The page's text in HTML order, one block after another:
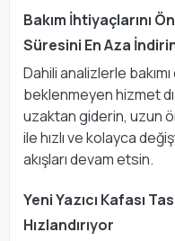
Bakım İhtiyaçlarını
Süresini En Aza
Dahili analizlerle
beklenmeyen hizmet
uzaktan giderin, uzun
ile hızlı ve kolayca
akışları devam etsin.
Yeni Yazıcı Kafası
Hızlandırıyor